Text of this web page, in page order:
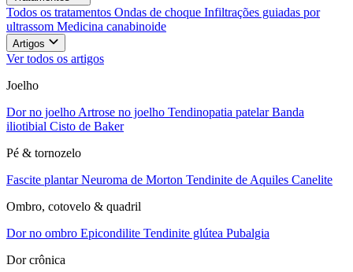
Todos os tratamentos Ondas de choque Infiltrações guiadas por
ultrassom Medicina canabinoide
Artigos
Ver todos os artigos
Joelho
Dor no joelho Artrose no joelho Tendinopatia patelarBanda
iliotibial Cisto de Baker
Pé & tornozelo
Fascite plantarNeuroma de Morton Tendinite de Aquiles Canelite
Ombro, cotovelo & quadril
Dor no ombro Epicondilite Tendinite glútea Pubalgia
Dor crônica